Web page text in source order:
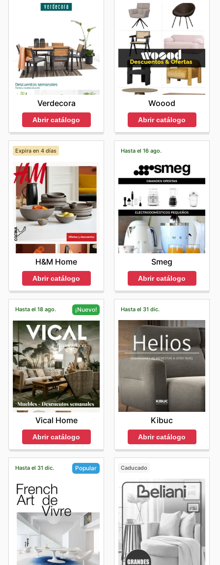
Verdecora
Abrir catálogo
Woood
Abrir catálogo
Expira en 4 días
H&M Home
Abrir catálogo
Hasta el 16 ago.
Smeg
Abrir catálogo
Hasta el 18 ago. ¡Nuevo!
Vical Home
Abrir catálogo
Hasta el 31 dic.
Kibuc
Abrir catálogo
Hasta el 31 dic. Popular Caducado